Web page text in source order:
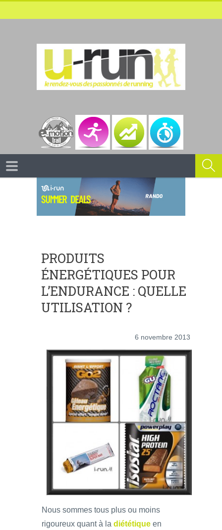
PRODUITS
ÉNERGÉTIQUES POUR
L’ENDURANCE : QUELLE
UTILISATION ?
6 novembre 2013
Nous sommes tous plus ou moins
rigoureux quant à la diététique en